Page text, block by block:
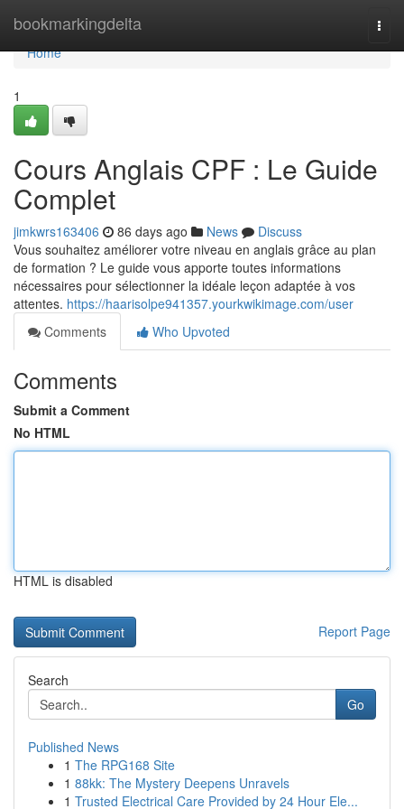
bookmarkingdelta
Home
Home
1
Cours Anglais CPF : Le Guide
Complet
jimkwrs163406 86 days ago News
Discuss
Vous souhaitez améliorer votre niveau en anglais grâce au plan
de formation ? Le guide vous apporte toutes informations
nécessaires pour sélectionner la idéale leçon adaptée à vos
attentes. https://haarisolpe941357.yourkwikimage.com/user
Comments
Who Upvoted
Comments
Submit a Comment
No HTML
HTML is disabled
Report Page
Search
Go
Published News
1 The RPG168 Site
1 88kk: The Mystery Deepens Unravels
1 Trusted Electrical Care Provided by 24 Hour Ele...